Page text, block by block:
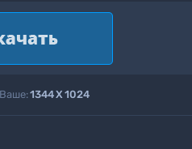
Ваше:1344X 1024